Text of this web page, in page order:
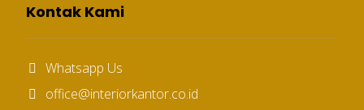
Kontak Kami
Whatsapp Us
office@interiorkantor.co.id